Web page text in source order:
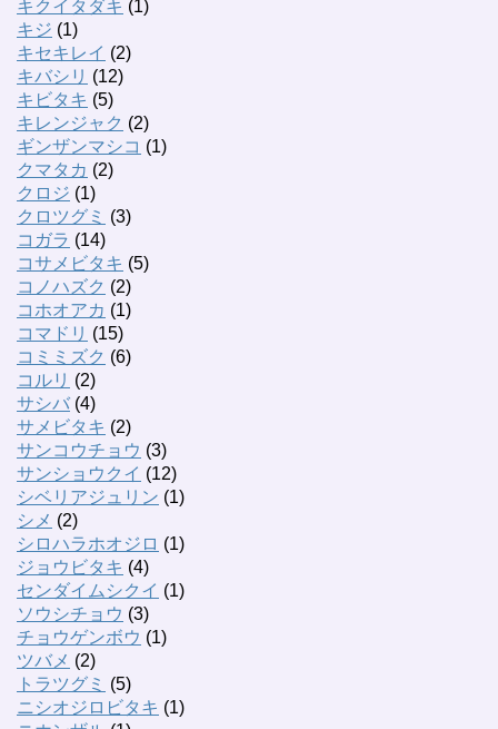
キクイタダキ (1)
キジ (1)
キセキレイ (2)
キバシリ (12)
キビタキ (5)
キレンジャク (2)
ギンザンマシコ (1)
クマタカ (2)
クロジ (1)
クロツグミ (3)
コガラ (14)
コサメビタキ (5)
コノハズク (2)
コホオアカ (1)
コマドリ (15)
コミミズク (6)
コルリ (2)
サシバ (4)
サメビタキ (2)
サンコウチョウ (3)
サンショウクイ (12)
シベリアジュリン (1)
シメ (2)
シロハラホオジロ (1)
ジョウビタキ (4)
センダイムシクイ (1)
ソウシチョウ (3)
チョウゲンボウ (1)
ツバメ (2)
トラツグミ (5)
ニシオジロビタキ (1)